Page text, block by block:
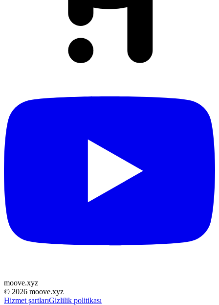
moove.xyz
© 2026 moove.xyz
Hizmet şartlarıGizlilik politikası